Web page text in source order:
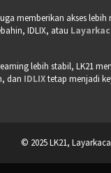
memberikan akses
IDLIX, atau
lebih stabil, LK21
dan IDLIXtetap menjadi
© 2025 LK21,